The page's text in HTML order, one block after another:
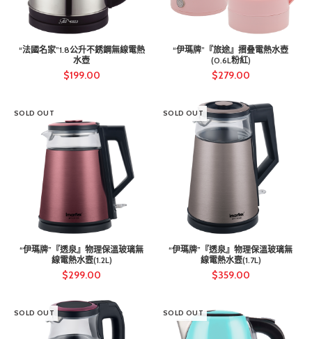
“法國名家”1.8公升不銹鋼無線電熱
水壺
$199.00
“伊瑪牌”『旅途』摺叠電熱水壺
(0.6L粉紅)
$279.00
SOLD OUT
“伊瑪牌”『透泉』物理保溫玻璃無
線電熱水壼(1.2L)
$299.00
SOLD OUT
“伊瑪牌”『透泉』物理保溫玻璃無
線電熱水壼(1.7L)
$359.00
SOLD OUT SOLD OUT